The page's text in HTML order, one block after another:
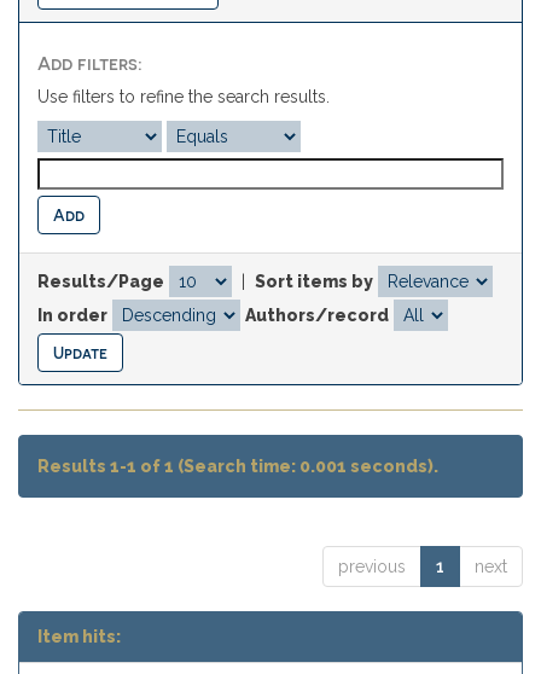
Add filters:
Use filters to refine the search results.
Results/Page
Sort items by
In order
Authors/record
Results 1-1 of 1 (Search time: 0.001 seconds).
previous 1 next
Item hits: